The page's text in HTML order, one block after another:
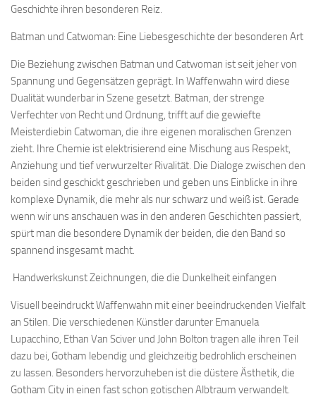
Geschichte ihren besonderen Reiz.
Batman und Catwoman: Eine Liebesgeschichte der besonderen Art
Die Beziehung zwischen Batman und Catwoman ist seit jeher von
Spannung und Gegensätzen geprägt. In Waffenwahn wird diese
Dualität wunderbar in Szene gesetzt. Batman, der strenge
Verfechter von Recht und Ordnung, trifft auf die gewiefte
Meisterdiebin Catwoman, die ihre eigenen moralischen Grenzen
zieht. Ihre Chemie ist elektrisierend eine Mischung aus Respekt,
Anziehung und tief verwurzelter Rivalität. Die Dialoge zwischen den
beiden sind geschickt geschrieben und geben uns Einblicke in ihre
komplexe Dynamik, die mehr als nur schwarz und weiß ist. Gerade
wenn wir uns anschauen was in den anderen Geschichten passiert,
spürt man die besondere Dynamik der beiden, die den Band so
spannend insgesamt macht.
Handwerkskunst Zeichnungen, die die Dunkelheit einfangen
Visuell beeindruckt Waffenwahn mit einer beeindruckenden Vielfalt
an Stilen. Die verschiedenen Künstler darunter Emanuela
Lupacchino, Ethan Van Sciver und John Bolton tragen alle ihren Teil
dazu bei, Gotham lebendig und gleichzeitig bedrohlich erscheinen
zu lassen. Besonders hervorzuheben ist die düstere Ästhetik, die
Gotham City in einen fast schon gotischen Albtraum verwandelt.